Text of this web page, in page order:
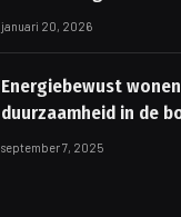
januari 20, 2026
Energiebewust
duurzaamheid in de
september 7, 2025